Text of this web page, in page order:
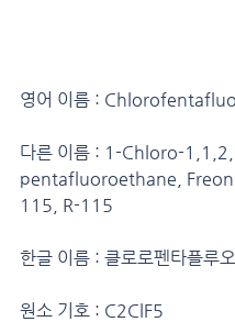
영어 이름 :
다른 이름 : 1-Chloro-
pentafluoroethane, Freon
115, R-115
한글 이름 : 클로로펜타플루
원소 기호 : C2ClF5